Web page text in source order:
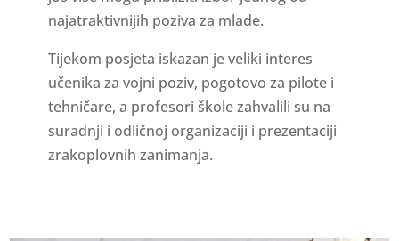
najatraktivnijih poziva za mlade.
Tijekom posjeta iskazan je veliki interes
učenika za vojni poziv, pogotovo za pilote i
tehničare, a profesori škole zahvalili su na
suradnji i odličnoj organizaciji i prezentaciji
zrakoplovnih zanimanja.